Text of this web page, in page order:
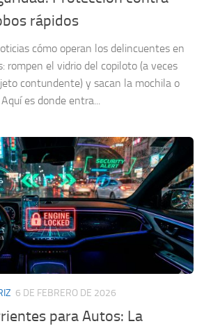
rápidos
cómo operan los delincuentes en
rompen el vidrio del copiloto (a veces
contundente) y sacan la mochila o
es donde entra...
6 DE FEBRERO DE 2026
para Autos: La